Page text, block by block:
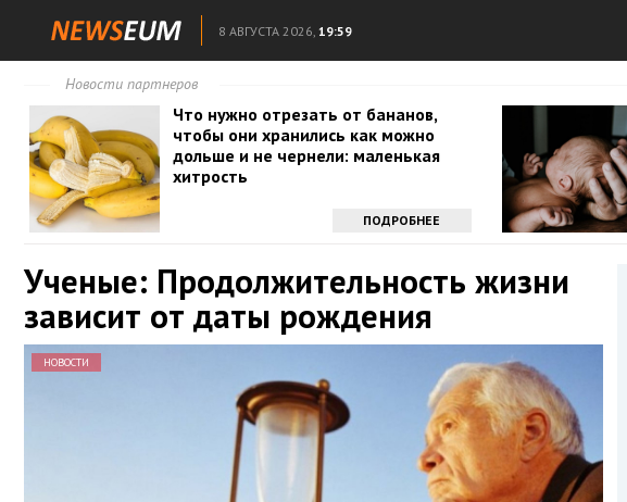
8 АВГУСТА 2026, 19:59
Новости партнеров
Что нужно отрезать от бананов,
чтобы они хранились как можно
дольше и не чернели: маленькая
хитрость
ПОДРОБНЕЕ
Ученые: Продолжительность жизни
зависит от даты рождения
НОВОСТИ